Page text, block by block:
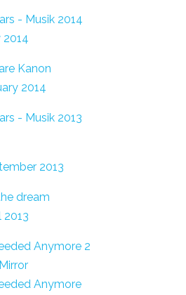
- Musik 2014
2014
Kanon
2014
- Musik 2013
2013
dream
2013
Anymore 2
Anymore